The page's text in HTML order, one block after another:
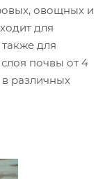
овощных и
для
для
почвы от 4
различных